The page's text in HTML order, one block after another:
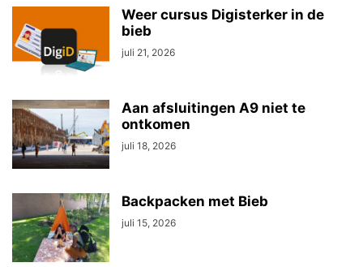
Weer cursus Digisterker in de
bieb
juli 21, 2026
Aan afsluitingen A9 niet te
ontkomen
juli 18, 2026
Backpacken met Bieb
juli 15, 2026